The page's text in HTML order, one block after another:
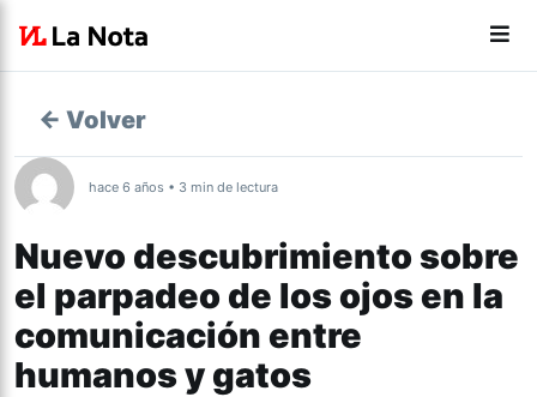
← Volver
hace 6 años • 3 min de lectura
Nuevo descubrimiento sobre
el parpadeo de los ojos en la
comunicación entre
humanos y gatos